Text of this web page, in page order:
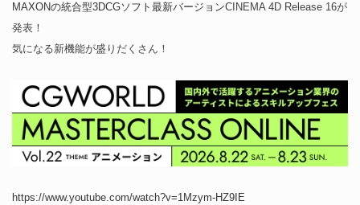
MAXONの統合型3DCGソフト最新バージョンCINEMA 4D Release 16が
発表！
気になる新機能が盛りだくさん！
https://www.youtube.com/watch?v=1Mzym-HZ9IE